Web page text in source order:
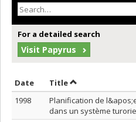
For a detailed search
Visit Papyrus
Date Sort by date in
TitleSort by title in
1998
Planification de
dans un système